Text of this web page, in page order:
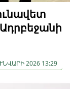
2026 13:29